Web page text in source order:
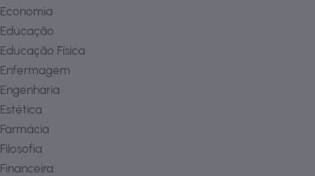
Economia
Educação
Educação Física
Enfermagem
Engenharia
Estética
Farmácia
Filosofia
Financeira